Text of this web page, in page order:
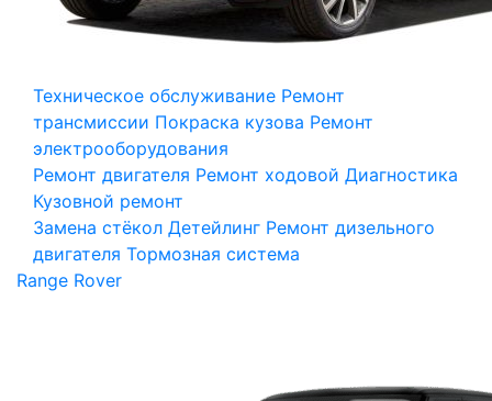
Техническое обслуживание Ремонт
трансмиссии Покраска кузова Ремонт
электрооборудования
Ремонт двигателя Ремонт ходовой Диагностика
Кузовной ремонт
Замена стёкол Детейлинг Ремонт дизельного
двигателя Тормозная система
Range Rover